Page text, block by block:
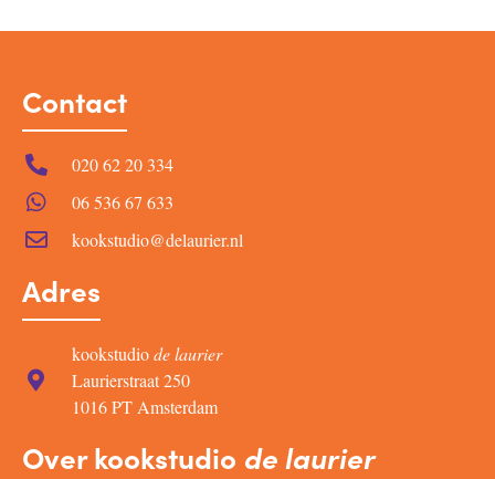
Contact
020 62 20 334
06 536 67 633
kookstudio@delaurier.nl
Adres
kookstudiode laurier
Laurierstraat 250
1016 PT Amsterdam
Over kookstudio de laurier